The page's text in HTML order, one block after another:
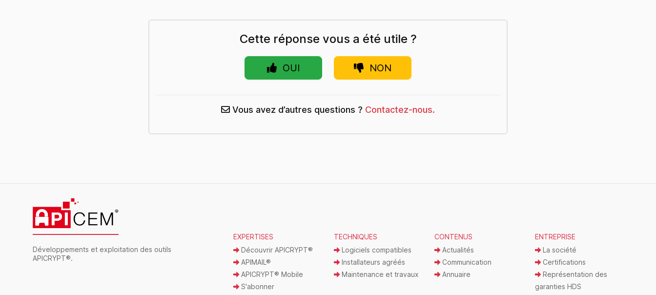
Cette réponse vous a été utile ?
OUI NON
Vous avez d’autres questions ? Contactez-nous.
Développements et exploitation des outils
APICRYPT®.
EXPERTISES
Découvrir APICRYPT®
APIMAIL®
APICRYPT® Mobile
S'abonner
TECHNIQUES
Logiciels compatibles
Installateurs agréés
Maintenance et travaux
CONTENUS
Actualités
Communication
Annuaire
ENTREPRISE
La société
Certifications
Représentation des
garanties HDS